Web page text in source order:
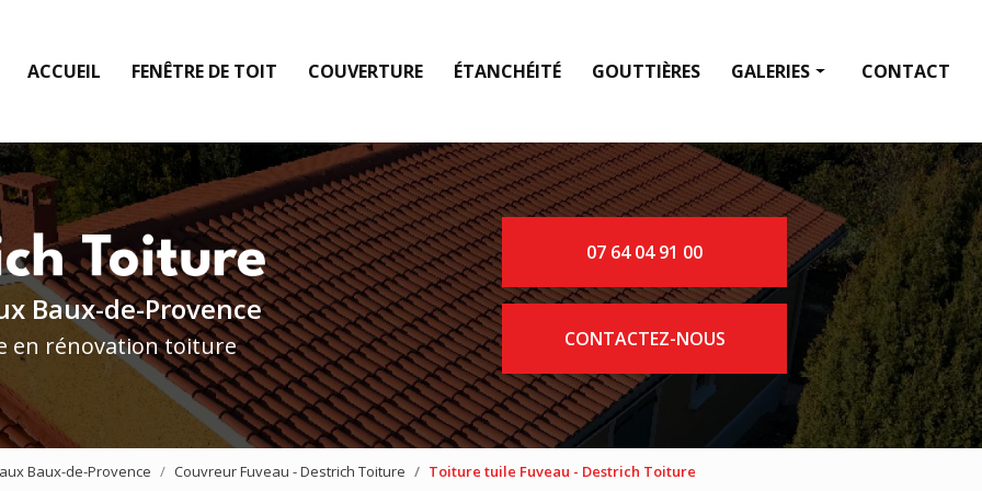
ACCUEIL FENÊTRE DE TOIT COUVERTURE ÉTANCHÉITÉ GOUTTIÈRES GALERIES
Fenêtre de toit
Couverture
Étanchéité
Gouttières
CONTACT
Baux-de-Provence
en rénovation toiture
07 64 04 91 00
CONTACTEZ-NOUS
Baux-de-Provence Couvreur Fuveau - Destrich Toiture Toiture tuile Fuveau - Destrich Toiture